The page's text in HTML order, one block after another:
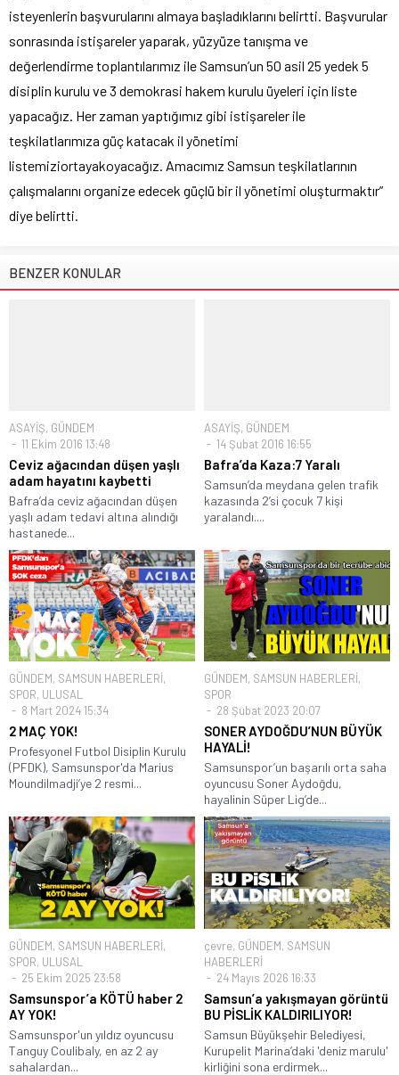
isteyenlerin başvurularını almaya başladıklarını belirtti. Başvurular
sonrasında istişareler yaparak, yüzyüze tanışma ve
değerlendirme toplantılarımız ile Samsun’un 50 asil 25 yedek 5
disiplin kurulu ve 3 demokrasi hakem kurulu üyeleri için liste
yapacağız. Her zaman yaptığımız gibi istişareler ile
teşkilatlarımıza güç katacak il yönetimi
listemiziortayakoyacağız. Amacımız Samsun teşkilatlarının
çalışmalarını organize edecek güçlü bir il yönetimi oluşturmaktır”
diye belirtti.
BENZER KONULAR
ASAYİŞ, GÜNDEM
11 Ekim 2016 13:48
Ceviz ağacından düşen yaşlı
adam hayatını kaybetti
Bafra’da ceviz ağacından düşen
yaşlı adam tedavi altına alındığı
hastanede...
ASAYİŞ, GÜNDEM
14 Şubat 2016 16:55
Bafra’da Kaza:7 Yaralı
Samsun’da meydana gelen trafik
kazasında 2’si çocuk 7 kişi
yaralandı....
GÜNDEM, SAMSUN HABERLERİ,
SPOR, ULUSAL
8 Mart 2024 15:34
2 MAÇ YOK!
Profesyonel Futbol Disiplin Kurulu
(PFDK), Samsunspor'da Marius
Moundilmadji’ye 2 resmi...
GÜNDEM, SAMSUN HABERLERİ,
SPOR
28 Şubat 2023 20:07
SONER AYDOĞDU’NUN BÜYÜK
HAYALİ!
Samsunspor’un başarılı orta saha
oyuncusu Soner Aydoğdu,
hayalinin Süper Lig’de...
GÜNDEM, SAMSUN HABERLERİ,
SPOR, ULUSAL
25 Ekim 2025 23:58
Samsunspor’a KÖTÜ haber 2
AY YOK!
Samsunspor'un yıldız oyuncusu
Tanguy Coulibaly, en az 2 ay
sahalardan...
çevre, GÜNDEM, SAMSUN
HABERLERİ
24 Mayıs 2026 16:33
Samsun’a yakışmayan görüntü
BU PİSLİK KALDIRILIYOR!
Samsun Büyükşehir Belediyesi,
Kurupelit Marina’daki 'deniz marulu'
kirliğini sona erdirmek...